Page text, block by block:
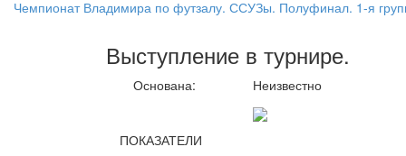
Чемпионат Владимира по футзалу. ССУЗы. Полуфинал. 1-я
Выступление в турнире.
Основана: Неизвестно
ПОКАЗАТЕЛИ